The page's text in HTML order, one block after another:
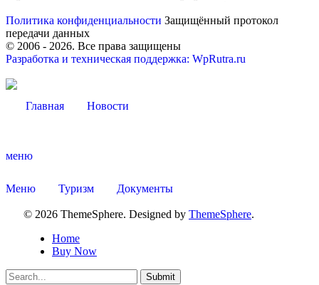
Политика конфиденциальности Защищённый протокол
передачи данных
© 2006 - 2026. Все права защищены
Разработка и техническая поддержка: WpRutra.ru
Главная Новости
меню
Меню Туризм Документы
© 2026 ThemeSphere. Designed by ThemeSphere.
Home
Buy Now
Submit